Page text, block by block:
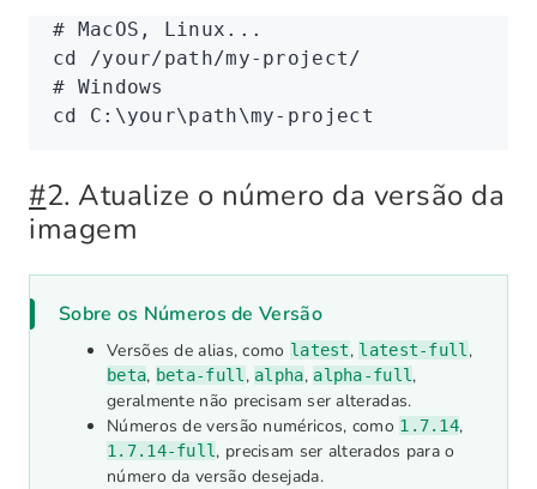
# MacOS, Linux...
cd /your/path/my-project/
# Windows
cd C: \your\path\my-project
#2. Atualize o número da versão da
imagem
Sobre os Números de Versão
Versões de alias, como latest, latest-full ,
beta, beta-full , alpha, alpha-full ,
geralmente não precisam ser alteradas.
Números de versão numéricos, como 1.7.14,
1.7.14-full , precisam ser alterados para o
número da versão desejada.